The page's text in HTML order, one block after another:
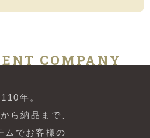
COMPANY
年。
ら納品まで、
ムでお客様の